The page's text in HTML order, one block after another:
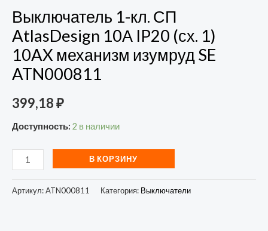
Выключатель 1-кл. СП
AtlasDesign 10А IP20 (сх. 1)
10AX механизм изумруд SE
ATN000811
399,18₽
Доступность: 2 в наличии
В КОРЗИНУ
Артикул:ATN000811 Категория: Выключатели